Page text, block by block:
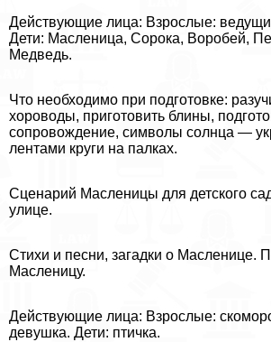
Действующие лица: Взрослые:
Дети: Масленица, Сорока, Воробей,
Медведь.
Что необходимо при подготовке:
хороводы, приготовить блины,
сопровождение, символы солнца —
лентами круги на палках.
Сценарий Масленицы для детского
улице.
Стихи и песни, загадки о Масленице.
Масленицу.
Действующие лица: Взрослые:
дeвyшка. Дети: птичка.